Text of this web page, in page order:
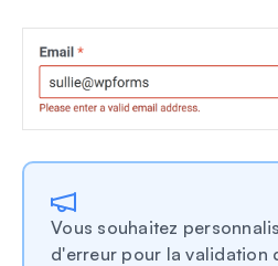
Vous souhaitez
d'erreur pour la validation